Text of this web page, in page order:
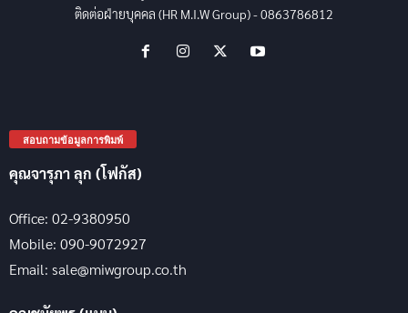
ติดต่อฝ่ายบุคคล (HR M.I.W Group) - 0863786812
สอบถามข้อมูลการพิมพ์
คุณจารุภา ลุก (โฟกัส)
Office: 02-9380950
Mobile: 090-9072927
Email: sale@miwgroup.co.th